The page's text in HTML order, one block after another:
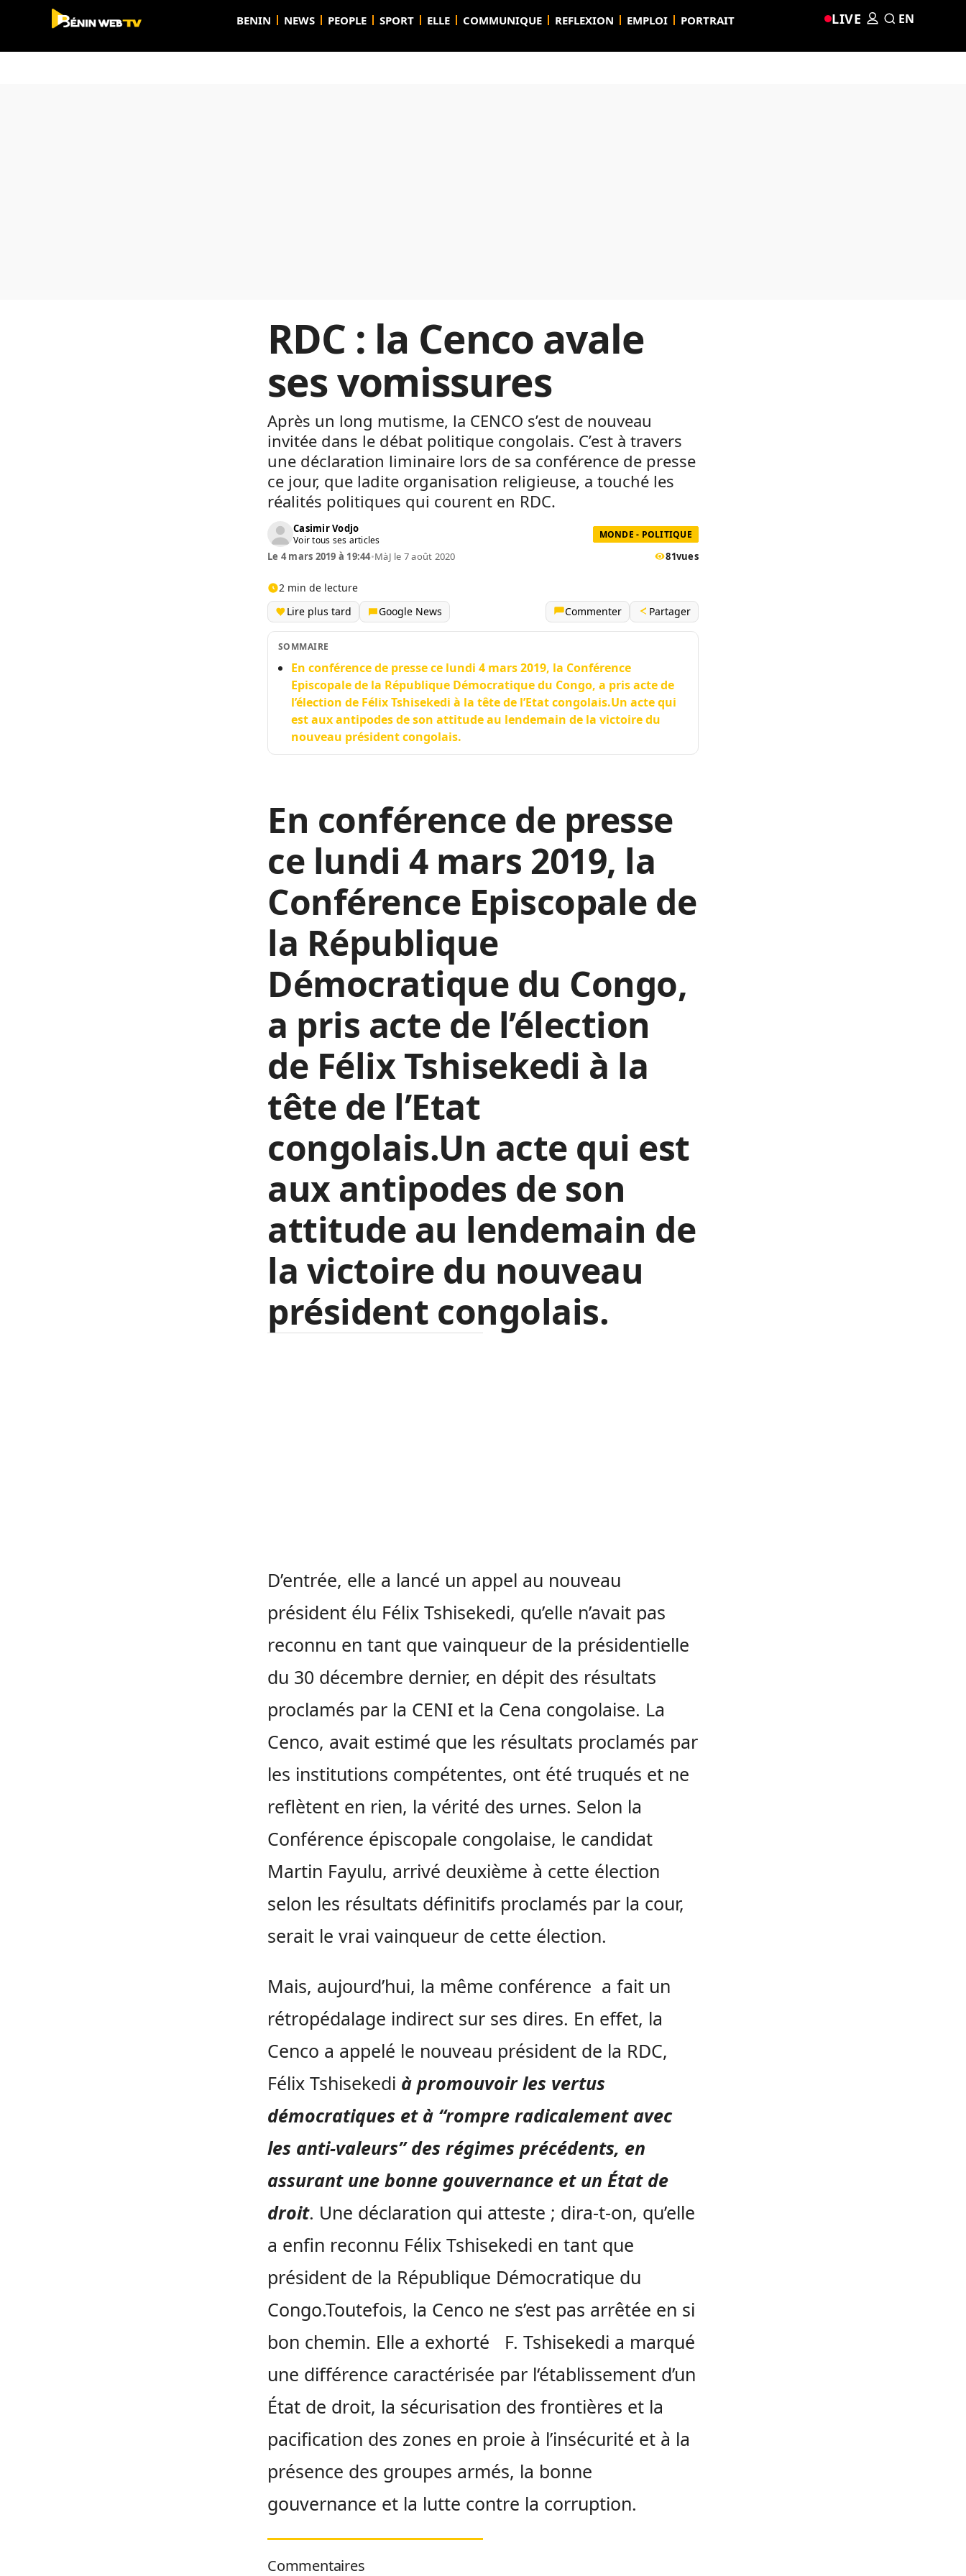
BENIN NEWS PEOPLE SPORT ELLE COMMUNIQUE REFLEXION EMPLOI PORTRAIT LIVE EN
RDC : la Cenco avale
ses vomissures
Après un long mutisme, la CENCO s’est de nouveau
invitée dans le débat politique congolais. C’est à travers
une déclaration liminaire lors de sa conférence de presse
ce jour, que ladite organisation religieuse, a touché les
réalités politiques qui courent en RDC.
Casimir Vodjo
Voir tous ses articles MONDE - POLITIQUE
Le 4 mars 2019 à 19:44•MàJ le 7 août 2020 81vues
2 min de lecture
Lire plus tard
Google News Commenter Partager
SOMMAIRE
En conférence de presse ce lundi 4 mars 2019, la Conférence
Episcopale de la République Démocratique du Congo, a pris acte de
l’élection de Félix Tshisekedi à la tête de l’Etat congolais.Un acte qui
est aux antipodes de son attitude au lendemain de la victoire du
nouveau président congolais.
En conférence de presse
ce lundi 4 mars 2019, la
Conférence Episcopale de
la République
Démocratique du Congo,
a pris acte de l’élection
de Félix Tshisekedi à la
tête de l’Etat
congolais.Un acte qui est
aux antipodes de son
attitude au lendemain de
la victoire du nouveau
président congolais.
D’entrée, elle a lancé un appel au nouveau
président élu Félix Tshisekedi, qu’elle n’avait pas
reconnu en tant que vainqueur de la présidentielle
du 30 décembre dernier, en dépit des résultats
proclamés par la CENI et la Cena congolaise. La
Cenco, avait estimé que les résultats proclamés par
les institutions compétentes, ont été truqués et ne
reflètent en rien, la vérité des urnes. Selon la
Conférence épiscopale congolaise, le candidat
Martin Fayulu, arrivé deuxième à cette élection
selon les résultats définitifs proclamés par la cour,
serait le vrai vainqueur de cette élection.
Mais, aujourd’hui, la même conférence a fait un
rétropédalage indirect sur ses dires. En effet, la
Cenco a appelé le nouveau président de la RDC,
Félix Tshisekedi à promouvoir les vertus
démocratiques et à “rompre radicalement avec
les anti-valeurs” des régimes précédents, en
assurant une bonne gouvernance et un État de
droit. Une déclaration qui atteste ; dira-t-on, qu’elle
a enfin reconnu Félix Tshisekedi en tant que
président de la République Démocratique du
Congo.Toutefois, la Cenco ne s’est pas arrêtée en si
bon chemin. Elle a exhorté F. Tshisekedi a marqué
une différence caractérisée par l‘établissement d’un
État de droit, la sécurisation des frontières et la
pacification des zones en proie à l’insécurité et à la
présence des groupes armés, la bonne
gouvernance et la lutte contre la corruption.
Commentaires